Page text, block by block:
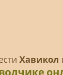
Хавикол